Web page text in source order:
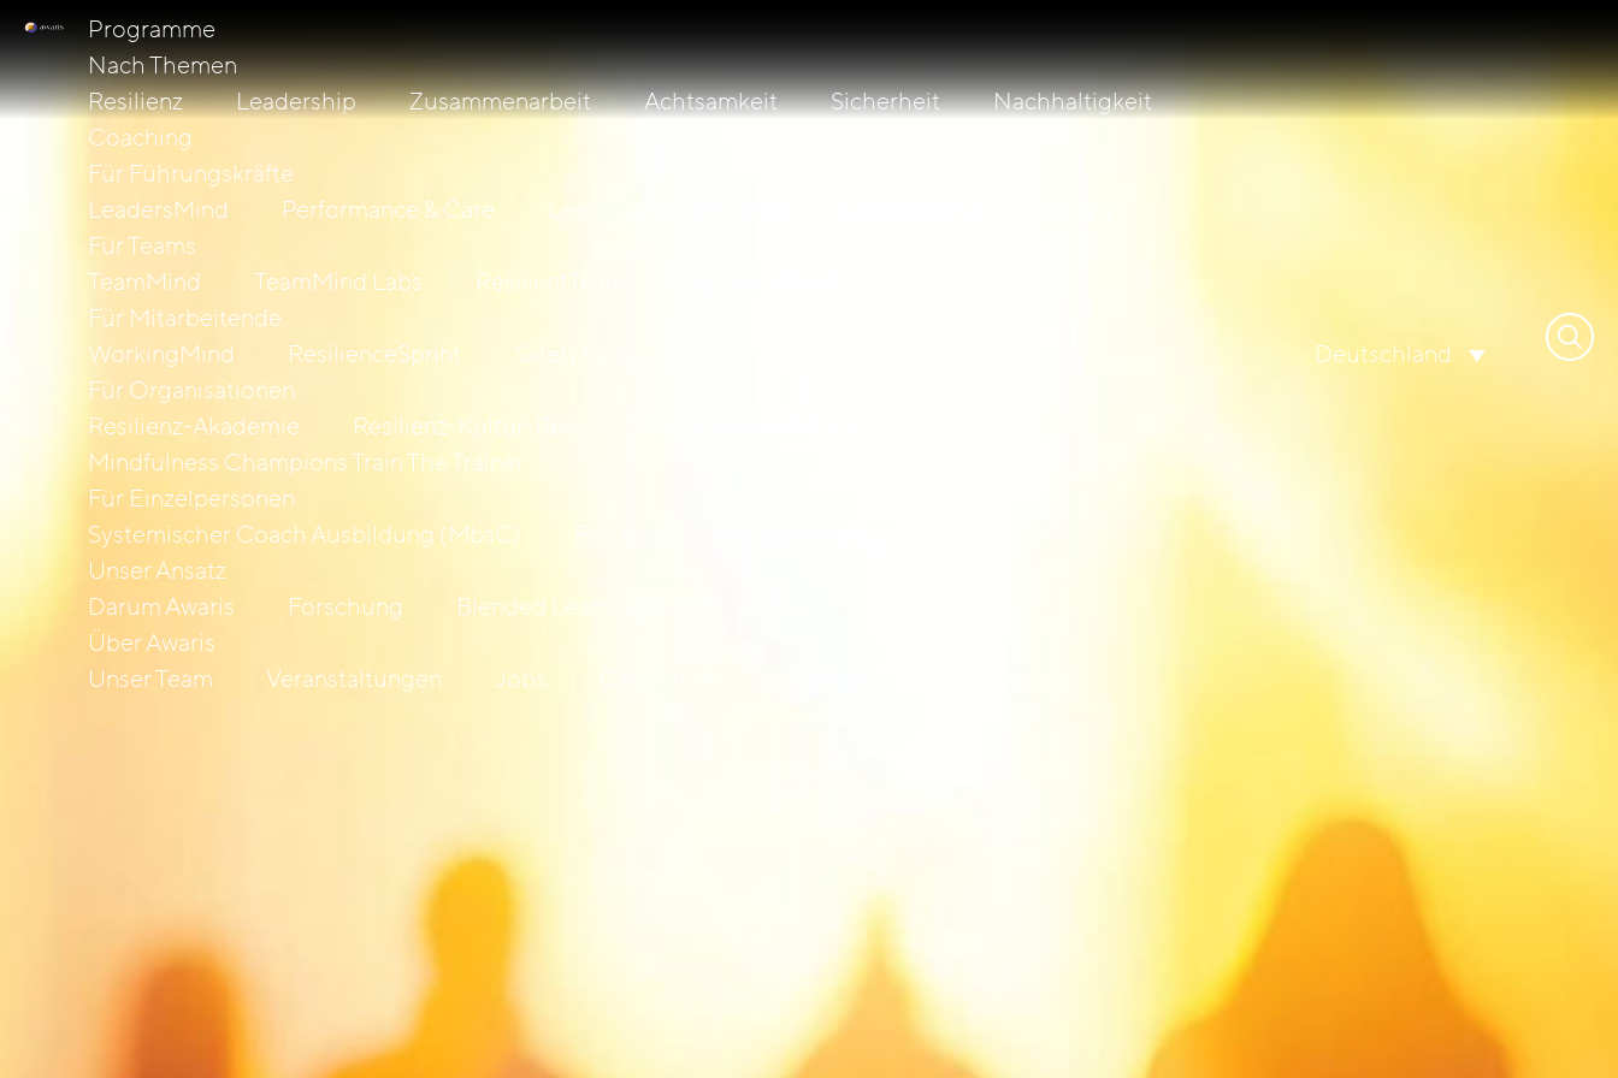
Programme
Nach Themen
Resilienz
Leadership Zusammenarbeit Achtsamkeit Sicherheit
Nachhaltigkeit
Coaching
Für Führungskräfte
LeadersMind
Performance & Care Leading For Resilience
Für Teams
TeamMind
TeamMind Labs ResilientTeams
Für Mitarbeitende
WorkingMind
ResilienceSprint
SafetyMind
Für Organisationen
Resilienz-Akademie
Resilienz-Kultur-Reise
Mindfulness Champions Train The Trainer
Für Einzelpersonen
Systemischer Coach Ausbildung (MbsC)
Retreats
Unser Ansatz
Darum Awaris
Forschung
Blended Learning & App
Über Awaris
Unser Team
Veranstaltungen Jobs
Deutschland
nach: